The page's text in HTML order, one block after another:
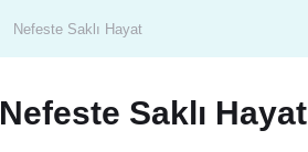
Nefeste Saklı Hayat
Nefeste Saklı Hayat